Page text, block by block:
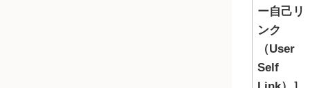
ー自己リ
ンク
（User
Self